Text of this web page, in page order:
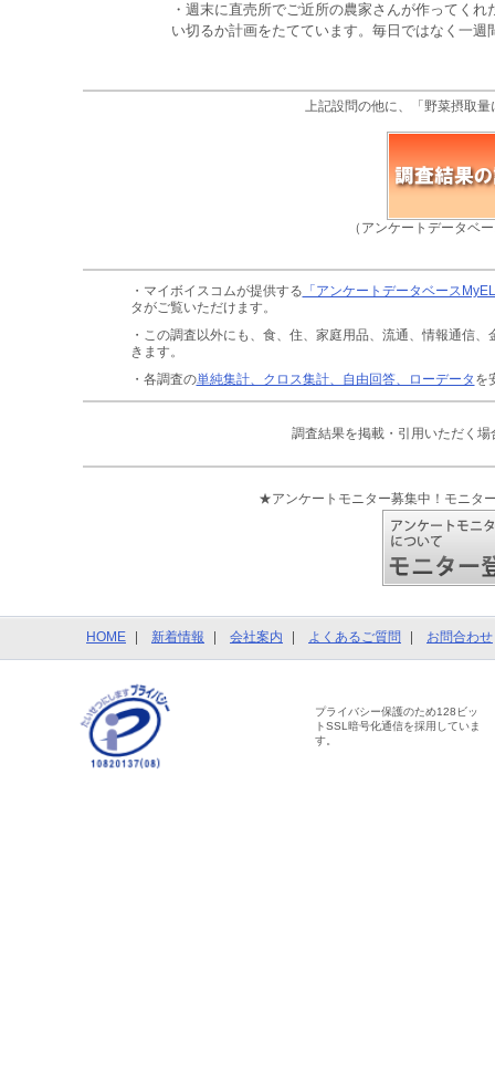
・週末に直売所でご近所の農家さんが作ってく
い切るか計画をたてています。毎日ではなく一
上記設問の他に、「野菜摂取
（アンケートデータベ
・マイボイスコムが提供する 「アンケートデータベース
タがご覧いただけます。
・この調査以外にも、食、住、家庭用品、流通、情報通信、
きます。
・各調査の単純集計、クロス集計、自由回答、ローデータ を
調査結果を掲載・引用いただく場
★アンケートモニター募集中！モニタ
HOME 新着情報 会社案内 よくあるご質問 お問合わせ
プライバシー保護のため128ビッ
トSSL暗号化通信を採用していま
す。